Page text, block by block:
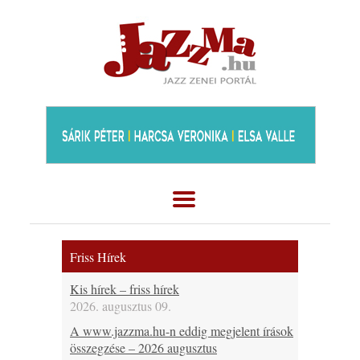
Friss Hírek
Kis hírek – friss hírek
2026. augusztus 09.
A www.jazzma.hu-n eddig megjelent írások
összegzése – 2026 augusztus